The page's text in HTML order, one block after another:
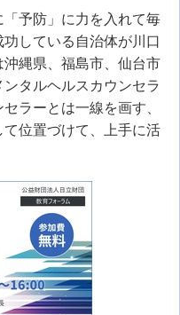
「予防」に力を入れて毎
している自治体が川口
縄県、福島市、仙台市
タルヘルスカウンセラ
ラーとは一線を画す、
て位置づけて、上手に活